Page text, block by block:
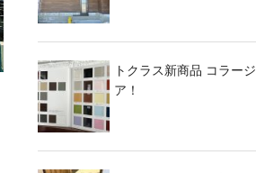
トクラス新商品 コラージ
ア！